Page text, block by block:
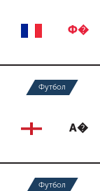
Ф�
Футбол
А�
Футбол